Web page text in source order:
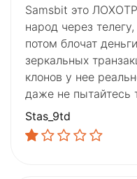
Samsbit это
народ через
потом блочат
зеркальных
клонов у нее
даже не пытайтесь
Stas_9td